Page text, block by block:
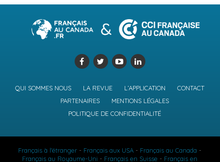
QUI SOMMES NOUS LA REVUE L’APPLICATION
CONTACT
PARTENAIRES
MENTIONS LÉGALES
POLITIQUE DE CONFIDENTIALITÉ
Français à l'étranger - Français aux USA - Français au Canada -
Français au Royaume-Uni - Français en Suisse - Français en